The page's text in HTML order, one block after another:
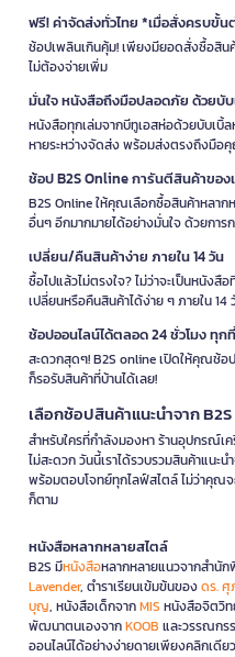
ฟรี! ค่าจัดส่งทั่วไทย *เมื่อสั่งครบขั้
ช้อปเพลินเกินคุ้ม! เพียงมียอดสั่งซื้อสิ
ไม่ต้องจ่ายเพิ่ม
มั่นใจ หนังสือถึงมือปลอดภัย ด้วยบั
หนังสือทุกเล่มจากบีทูเอสห่อด้วยบับเบิ้
หายระหว่างจัดส่ง พร้อมส่งตรงถึงมื
ช้อป B2S Online การันตีสินค้าของ
B2S Online ให้คุณเลือกซื้อสินค้าหลาก
อื่นๆ อีกมากมายได้อย่างมั่นใจ ด้วยกา
เปลี่ยน/คืนสินค้าง่าย ภายใน 14 วัน
ซื้อไปแล้วไม่ตรงใจ? ไม่ว่าจะเป็นหนัง
เปลี่ยนหรือคืนสินค้าได้ง่าย ๆ ภายใน
ช้อปออนไลน์ได้ตลอด 24 ชั่วโมง ทุก
สะดวกสุดๆ! B2S online เปิดให้คุณช้
ก็รอรับสินค้าที่บ้านได้เลย!
เลือกช้อปสินค้าแนะนำจาก
สำหรับใครที่กำลังมองหา ร้านอุปกรณ์เ
ไม่สะดวก วันนี้เราได้รวบรวมสินค้าแนะ
พร้อมตอบโจทย์ทุกไลฟ์สไตล์ ไม่ว่าคุณ
ก็ตาม
หนังสือหลากหลายสไตล์
B2S มีหนังสือหลากหลายแนวจากสำนั
Lavender, ตำราเรียนเข้มข้นของดร.
บุญ, หนังสือเด็กจากMIS หนังสือจิตวิท
พัฒนาตนเองจากKOOB และวรรณกร
ออนไลน์ได้อย่างง่ายดายเพียงคลิกเดียว